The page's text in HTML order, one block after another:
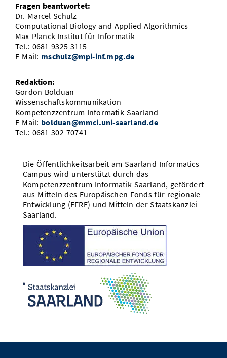
Fragen beantwortet:
Dr. Marcel Schulz
Computational Biology and Applied Algorithmics
Max-Planck-Institut für Informatik
Tel.: 0681 9325 3115
E-Mail: mschulz@mpi-inf.mpg.de
Redaktion:
Gordon Bolduan
Wissenschaftskommunikation
Kompetenzzentrum Informatik Saarland
E-Mail: bolduan@mmci.uni-saarland.de
Tel.: 0681 302-70741
Die Öffentlichkeitsarbeit am Saarland Informatics
Campus wird unterstützt durch das
Kompetenzzentrum Informatik Saarland, gefördert
aus Mitteln des Europäischen Fonds für regionale
Entwicklung (EFRE) und Mitteln der Staatskanzlei
Saarland.